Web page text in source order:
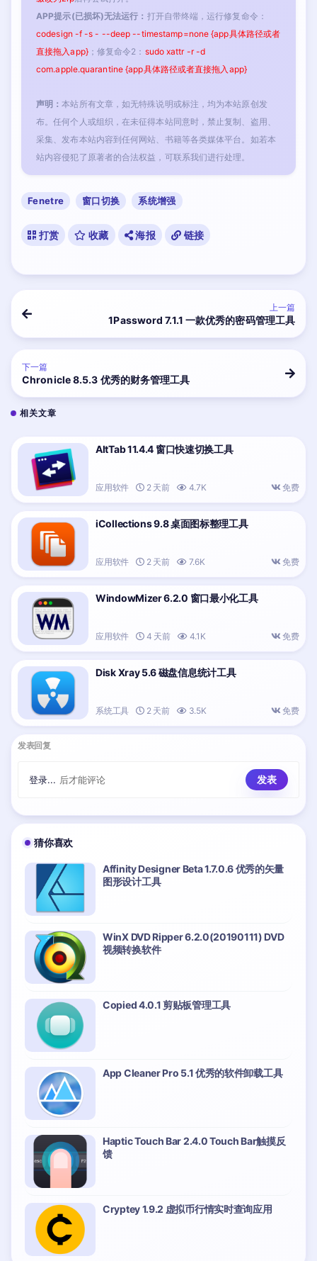
APP提示(已损坏)无法运行： 打开自带终端，运行修复命令：
codesign -f -s - --deep --timestamp=none {app具体路径或者
直接拖入app}；修复命令2： sudo xattr -r -d
com.apple.quarantine {app具体路径或者直接拖入app}
声明：本站所有文章，如无特殊说明或标注，均为本站原创发
布。任何个人或组织，在未征得本站同意时，禁止复制、盗用、
采集、发布本站内容到任何网站、书籍等各类媒体平台。如若本
站内容侵犯了原著者的合法权益，可联系我们进行处理。
Fenetre 窗口切换 系统增强
打赏 收藏 海报 链接
上一篇
1Password 7.1.1 一款优秀的密码管理工具
下一篇
Chronicle 8.5.3 优秀的财务管理工具
相关文章
AltTab 11.4.4 窗口快速切换工具
应用软件 2 天前 4.7K 免费
iCollections 9.8 桌面图标整理工具
应用软件 2 天前 7.6K 免费
WindowMizer 6.2.0 窗口最小化工具
应用软件 4 天前 4.1K 免费
Disk Xray 5.6 磁盘信息统计工具
系统工具 2 天前 3.5K 免费
发表回复
登录... 后才能评论
猜你喜欢
Affinity Designer Beta 1.7.0.6 优秀的矢量
图形设计工具
WinX DVD Ripper 6.2.0(20190111) DVD
视频转换软件
Copied 4.0.1 剪贴板管理工具
App Cleaner Pro 5.1 优秀的软件卸载工具
Haptic Touch Bar 2.4.0 Touch Bar触摸反
馈
Cryptey 1.9.2 虚拟币行情实时查询应用